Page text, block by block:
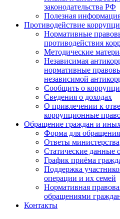
законодательства РФ
Полезная
Противодействие
Нормативные
противодействия
Методические
Независимая
нормативные
независимой
Сообщить о
Сведения о доходах
О привлечении к
коррупционные
Обращение граждан и
Форма для обращения
Ответы министерства
Статические данные
График приёма
Поддержка
операции и их семей
Нормативная
обращениями
Контакты